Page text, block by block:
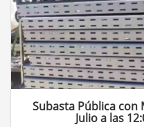
Subasta Pública con
Julio a las